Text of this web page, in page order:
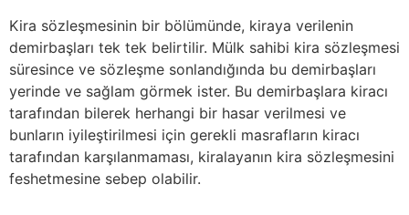
Kira sözleşmesinin bir bölümünde, kiraya verilenin
demirbaşları tek tek belirtilir. Mülk sahibi kira sözleşmesi
süresince ve sözleşme sonlandığında bu demirbaşları
yerinde ve sağlam görmek ister. Bu demirbaşlara kiracı
tarafından bilerek herhangi bir hasar verilmesi ve
bunların iyileştirilmesi için gerekli masrafların kiracı
tarafından karşılanmaması, kiralayanın kira sözleşmesini
feshetmesine sebep olabilir.